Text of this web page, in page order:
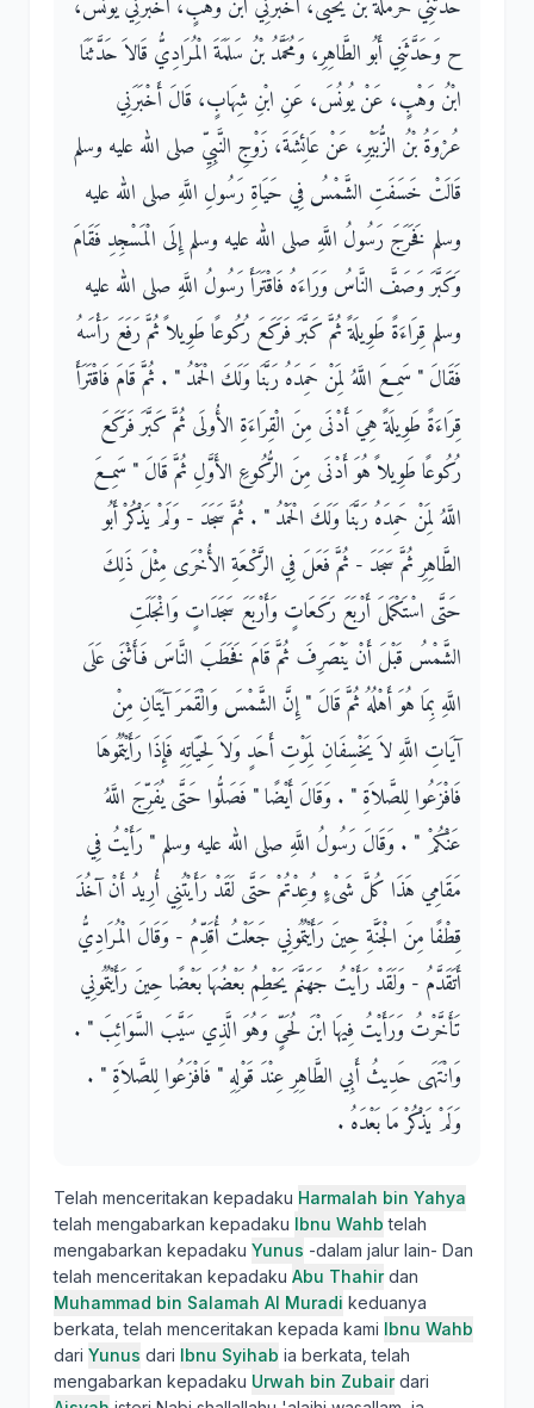
حَدَّثَنِي حَرْمَلَةُ بْنُ يَحْيَى، أَخْبَرَنِي ابْنُ وَهْبٍ، أَخْبَرَنِي يُونُسُ،
ح وَحَدَّثَنِي أَبُو الطَّاهِرِ، وَمُحَمَّدُ بْنُ سَلَمَةَ الْمُرَادِيُّ قَالاَ حَدَّثَنَا
ابْنُ وَهْبٍ، عَنْ يُونُسَ، عَنِ ابْنِ شِهَابٍ، قَالَ أَخْبَرَنِي
عُرْوَةُ بْنُ الزُّبَيْرِ، عَنْ عَائِشَةَ، زَوْجِ النَّبِيِّ صلى الله عليه وسلم
قَالَتْ خَسَفَتِ الشَّمْسُ فِي حَيَاةِ رَسُولِ اللَّهِ صلى الله عليه
وسلم فَخَرَجَ رَسُولُ اللَّهِ صلى الله عليه وسلم إِلَى الْمَسْجِدِ فَقَامَ
وَكَبَّرَ وَصَفَّ النَّاسُ وَرَاءَهُ فَاقْتَرَأَ رَسُولُ اللَّهِ صلى الله عليه
وسلم قِرَاءَةً طَوِيلَةً ثُمَّ كَبَّرَ فَرَكَعَ رُكُوعًا طَوِيلاً ثُمَّ رَفَعَ رَأْسَهُ
فَقَالَ ‏"‏ سَمِعَ اللَّهُ لِمَنْ حَمِدَهُ رَبَّنَا وَلَكَ الْحَمْدُ ‏"‏ ‏.‏ ثُمَّ قَامَ فَاقْتَرَأَ
قِرَاءَةً طَوِيلَةً هِيَ أَدْنَى مِنَ الْقِرَاءَةِ الأُولَى ثُمَّ كَبَّرَ فَرَكَعَ
رُكُوعًا طَوِيلاً هُوَ أَدْنَى مِنَ الرُّكُوعِ الأَوَّلِ ثُمَّ قَالَ ‏"‏ سَمِعَ
اللَّهُ لِمَنْ حَمِدَهُ رَبَّنَا وَلَكَ الْحَمْدُ ‏"‏ ‏.‏ ثُمَّ سَجَدَ - وَلَمْ يَذْكُرْ أَبُو
الطَّاهِرِ ثُمَّ سَجَدَ - ثُمَّ فَعَلَ فِي الرَّكْعَةِ الأُخْرَى مِثْلَ ذَلِكَ
حَتَّى اسْتَكْمَلَ أَرْبَعَ رَكَعَاتٍ وَأَرْبَعَ سَجَدَاتٍ وَانْجَلَتِ
الشَّمْسُ قَبْلَ أَنْ يَنْصَرِفَ ثُمَّ قَامَ فَخَطَبَ النَّاسَ فَأَثْنَى عَلَى
اللَّهِ بِمَا هُوَ أَهْلُهُ ثُمَّ قَالَ ‏"‏ إِنَّ الشَّمْسَ وَالْقَمَرَ آيَتَانِ مِنْ
آيَاتِ اللَّهِ لاَ يَخْسِفَانِ لِمَوْتِ أَحَدٍ وَلاَ لِحَيَاتِهِ فَإِذَا رَأَيْتُمُوهَا
فَافْزَعُوا لِلصَّلاَةِ ‏"‏ ‏.‏ وَقَالَ أَيْضًا ‏"‏ فَصَلُّوا حَتَّى يُفَرِّجَ اللَّهُ
عَنْكُمْ ‏"‏ ‏.‏ وَقَالَ رَسُولُ اللَّهِ صلى الله عليه وسلم ‏"‏ رَأَيْتُ فِي
مَقَامِي هَذَا كُلَّ شَىْءٍ وُعِدْتُمْ حَتَّى لَقَدْ رَأَيْتُنِي أُرِيدُ أَنْ آخُذَ
قِطْفًا مِنَ الْجَنَّةِ حِينَ رَأَيْتُمُونِي جَعَلْتُ أُقَدِّمُ - وَقَالَ الْمُرَادِيُّ
أَتَقَدَّمُ - وَلَقَدْ رَأَيْتُ جَهَنَّمَ يَحْطِمُ بَعْضُهَا بَعْضًا حِينَ رَأَيْتُمُونِي
تَأَخَّرْتُ وَرَأَيْتُ فِيهَا ابْنَ لُحَىٍّ وَهُوَ الَّذِي سَيَّبَ السَّوَائِبَ ‏"‏ ‏.‏
وَانْتَهَى حَدِيثُ أَبِي الطَّاهِرِ عِنْدَ قَوْلِهِ ‏"‏ فَافْزَعُوا لِلصَّلاَةِ ‏"‏ ‏.‏
وَلَمْ يَذْكُرْ مَا بَعْدَهُ ‏.‏
Telah menceritakan kepadaku Harmalah bin Yahya
telah mengabarkan kepadaku Ibnu Wahb telah
mengabarkan kepadaku Yunus -dalam jalur lain- Dan
telah menceritakan kepadaku Abu Thahirdan
Muhammad bin Salamah Al Muradi keduanya
berkata, telah menceritakan kepada kami Ibnu Wahb
dari Yunus dari Ibnu Syihab ia berkata, telah
mengabarkan kepadaku Urwah bin Zubairdari